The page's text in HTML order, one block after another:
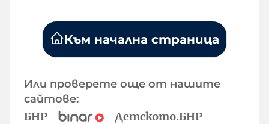
Към начална страница
Или проверете още от нашите
сайтове:
БНР
Детското.БНР